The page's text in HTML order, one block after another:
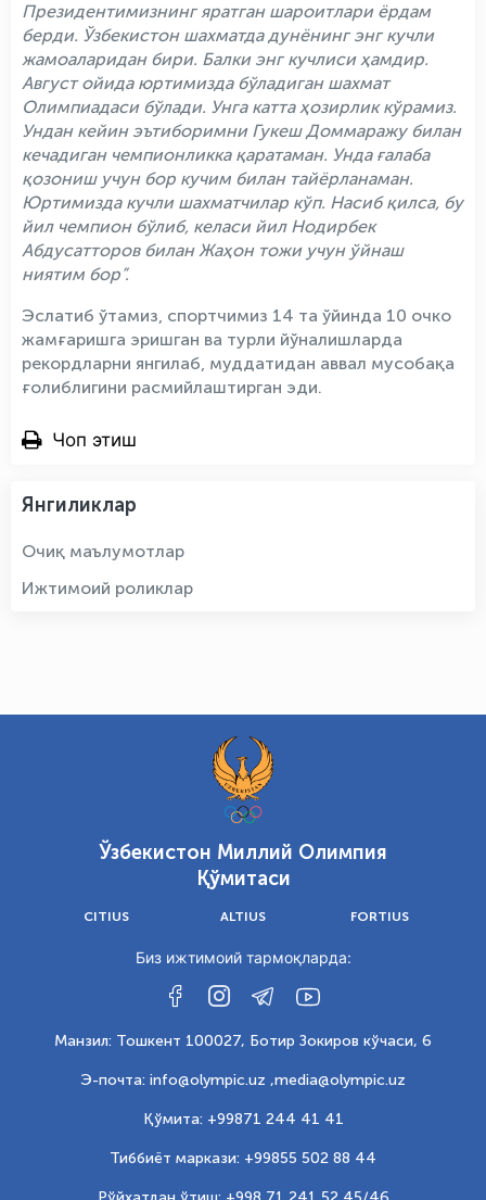
Президентимизнинг яратган шароитлари ёрдам
берди. Ўзбекистон шахматда дунёнинг энг кучли
жамоаларидан бири. Балки энг кучлиси ҳамдир.
Август ойида юртимизда бўладиган шахмат
Олимпиадаси бўлади. Унга катта ҳозирлик кўрамиз.
Ундан кейин эътиборимни Гукеш Доммаражу билан
кечадиган чемпионликка қаратаман. Унда ғалаба
қозониш учун бор кучим билан тайёрланаман.
Юртимизда кучли шахматчилар кўп. Насиб қилса, бу
йил чемпион бўлиб, келаси йил Нодирбек
Абдусатторов билан Жаҳон тожи учун ўйнаш
ниятим бор”.
Эслатиб ўтамиз, спортчимиз 14 та ўйинда 10 очко
жамғаришга эришган ва турли йўналишларда
рекордларни янгилаб, муддатидан аввал мусобақа
ғолиблигини расмийлаштирган эди.
Чоп этиш
Янгиликлар
Очиқ маълумотлар
Ижтимоий роликлар
Ўзбекистон Миллий Олимпия
Қўмитаси
CITIUS ALTIUS FORTIUS
Биз ижтимоий тармоқларда:
Манзил: Тошкент 100027, Ботир Зокиров кўчаси, 6
Э-почта: info@olympic.uz ,media@olympic.uz
Қўмита: +99871 244 41 41
Тиббиёт маркази: +99855 502 88 44